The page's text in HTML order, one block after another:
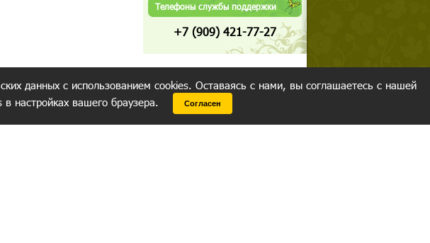
Телефоны службы поддержки
+7 (909) 421-77-27
данных с использованием cookies. Оставаясь с нами, вы соглашаетесь с нашей
настройках вашего браузера. Согласен